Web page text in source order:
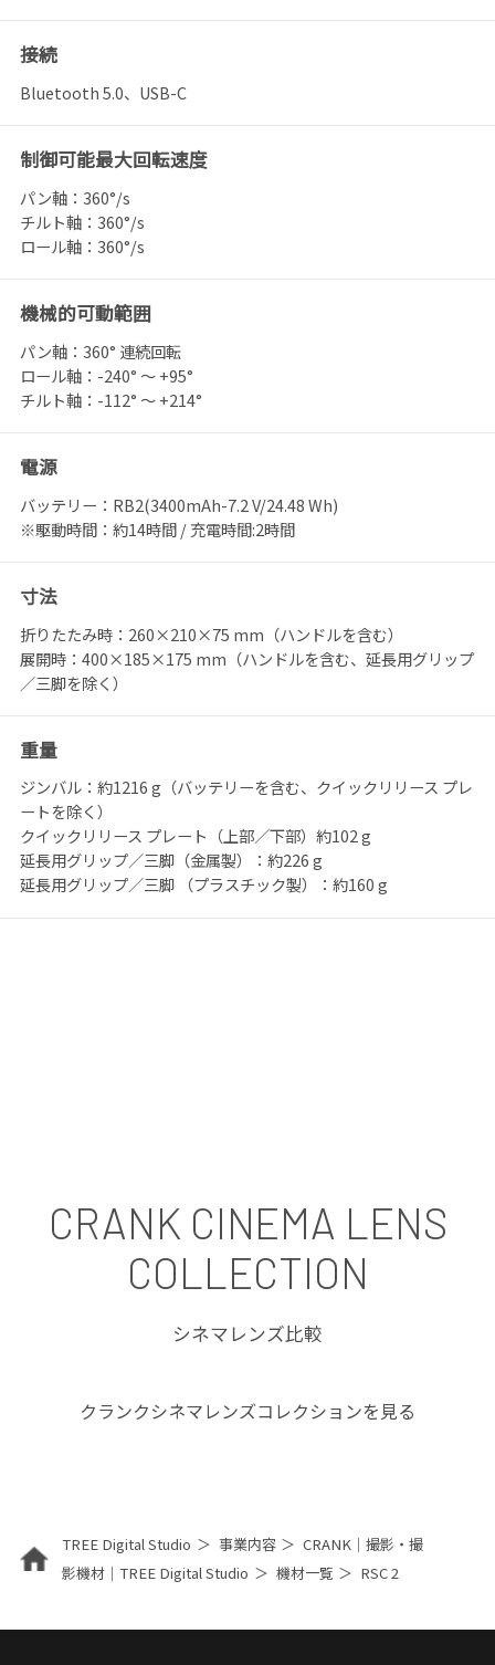
接続
Bluetooth 5.0、USB-C
制御可能最大回転速度
パン軸：360°/s
チルト軸：360°/s
ロール軸：360°/s
機械的可動範囲
パン軸：360° 連続回転
ロール軸：-240° ～ +95°
チルト軸：-112° ～ +214°
電源
バッテリー：RB2(3400mAh-7.2 V/24.48 Wh)
※駆動時間：約14時間 / 充電時間:2時間
寸法
折りたたみ時：260×210×75 mm（ハンドルを含む）
展開時：400×185×175 mm（ハンドルを含む、延長用グリップ
／三脚を除く）
重量
ジンバル：約1216 g（バッテリーを含む、クイックリリース プレ
ートを除く）
クイックリリース プレート（上部／下部）約102 g
延長用グリップ／三脚（金属製）：約226 g
延長用グリップ／三脚 （プラスチック製）：約160 g
CRANK CINEMA LENS
COLLECTION
シネマレンズ比較
クランクシネマレンズコレクションを見る
TREE Digital Studio 事業内容
CRANK｜撮影・撮
影機材｜TREE Digital Studio
機材一覧 RSC 2